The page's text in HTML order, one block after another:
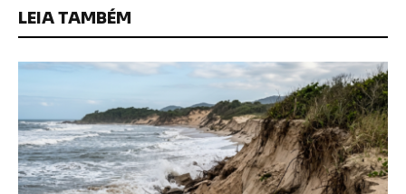
LEIA TAMBÉM